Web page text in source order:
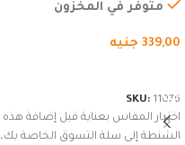
متوفر في المخزون
339,00 جنيه
SKU: 11076
اختيار المقاس بعناية قبل إضافة هذه
الشنطة إلى سلة التسوق الخاصة بك،